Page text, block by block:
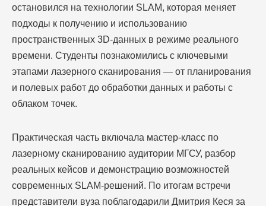
остановился на технологии SLAM, которая меняет
подходы к получению и использованию
пространственных 3D-данных в режиме реального
времени. Студенты познакомились с ключевыми
этапами лазерного сканирования — от планирования
и полевых работ до обработки данных и работы с
облаком точек.
Практическая часть включала мастер-класс по
лазерному сканированию аудитории МГСУ, разбор
реальных кейсов и демонстрацию возможностей
современных SLAM-решений. По итогам встречи
представители вуза поблагодарили Дмитрия Кеся за